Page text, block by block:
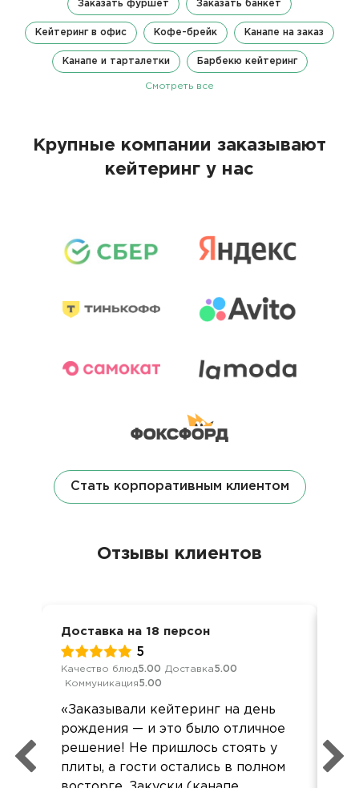
Заказать фуршет Заказать банкет
Кейтеринг в офис Кофе-брейк Канапе на заказ
Канапе и тарталетки Барбекю кейтеринг
Смотреть все
Крупные компании заказывают
кейтеринг у нас
Стать корпоративным клиентом
Отзывы клиентов
Доставка на 18 персон
5
Качество блюд5.00 Доставка5.00
Коммуникация5.00
«Заказывали кейтеринг на день
рождения — и это было отличное
решение! Не пришлось стоять у
плиты, а гости остались в полном